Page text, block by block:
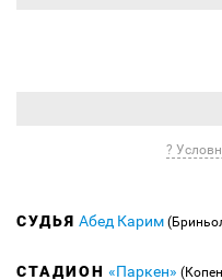
?
СУДЬЯ Абед Карим
СТАДИОН «Паркен»